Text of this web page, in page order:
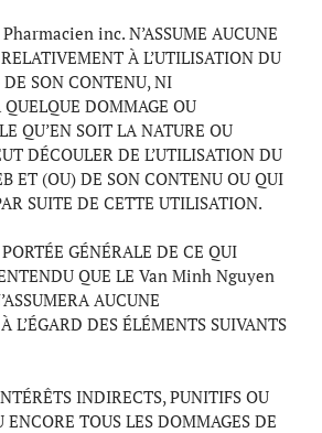
inc. N’ASSUME AUCUNE
À L’UTILISATION DU
SON CONTENU, NI
DOMMAGE OU
QU’EN SOIT LA NATURE OU
DÉCOULER DE L’UTILISATION DU
ET (OU) DE SON CONTENU OU QUI
SUITE DE CETTE UTILISATION.
GÉNÉRALE DE CE QUI
QUE LE Van Minh Nguyen
AUCUNE
L’ÉGARD DES ÉLÉMENTS SUIVANTS
INDIRECTS, PUNITIFS OU
ENCORE TOUS LES DOMMAGES DE